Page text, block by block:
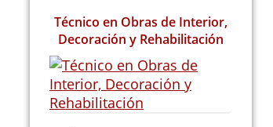
Técnico en Obras de Interior,
Decoración y Rehabilitación